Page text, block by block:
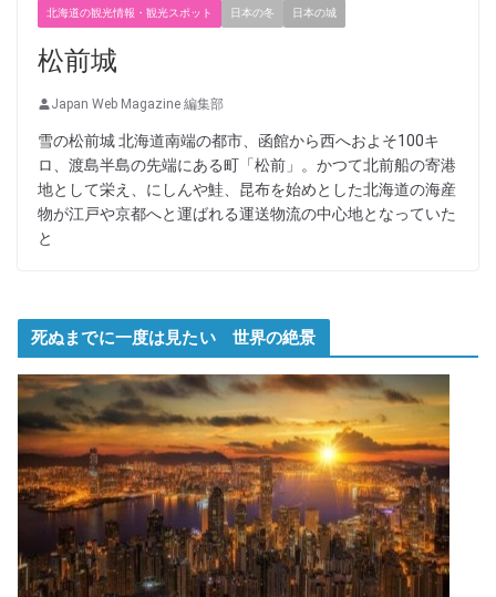
北海道の観光情報・観光スポット 日本の冬 日本の城
松前城
Japan Web Magazine 編集部
雪の松前城 北海道南端の都市、函館から西へおよそ100キ
ロ、渡島半島の先端にある町「松前」。かつて北前船の寄港
地として栄え、にしんや鮭、昆布を始めとした北海道の海産
物が江戸や京都へと運ばれる運送物流の中心地となっていた
と
死ぬまでに一度は見たい 世界の絶景